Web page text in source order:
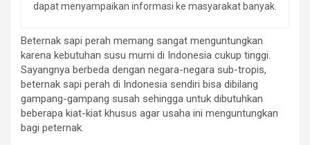
dapat menyampaikan informasi ke masyarakat banyak.
Beternak sapi perah memang sangat menguntungkan
karena kebutuhan susu murni di Indonesia cukup tinggi.
Sayangnya berbeda dengan negara-negara sub-tropis,
beternak sapi perah di Indonesia sendiri bisa dibilang
gampang-gampang susah sehingga untuk dibutuhkan
beberapa kiat-kiat khusus agar usaha ini menguntungkan
bagi peternak.